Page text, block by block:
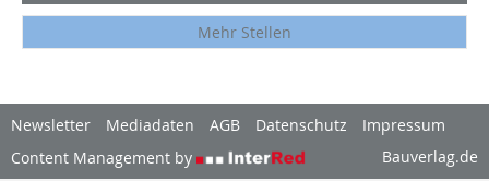
Mehr Stellen
Newsletter Mediadaten AGB Datenschutz
Impressum
Content Management by
Bauverlag.de